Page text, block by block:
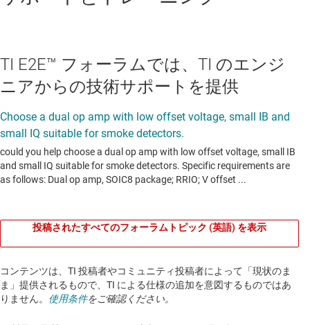
TI E2E™ フォーラムでは、TI のエンジ
ニアからの技術サポートを提供
投稿されたすべてのフォーラムトピック (英語) を表示
コンテンツは、TI 投稿者やコミュニティ投稿者によって「現状のま
ま」提供されるもので、TI による仕様の追加を意図するものではあ
りません。 使用条件をご確認ください。